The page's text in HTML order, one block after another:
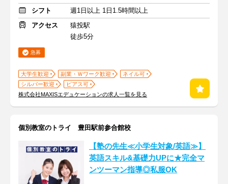
シフト
週1日以上 1日1.5時間以上
アクセス
猿投駅
徒歩5分
急募
大学生歓迎 副業・Ｗワーク歓迎
ネイル可
シルバー歓迎
ピアス可
株式会社MAXISエデュケーションの求人一覧を見る
個別教室のトライ 豊田駅前参合館校
【塾の先生≪小学生対象/英語≫】
英語スキル&基礎力UPに★完全マ
ンツーマン指導◎私服OK